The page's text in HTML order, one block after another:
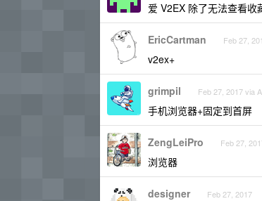
爱 V2EX 除了无法查看
EricCartman Feb 27,
v2ex+
grimpil Feb 27, 2017 via
手机浏览器+固定到首屏
ZengLeiPro Feb 27,
浏览器
designer Feb 27, 2017